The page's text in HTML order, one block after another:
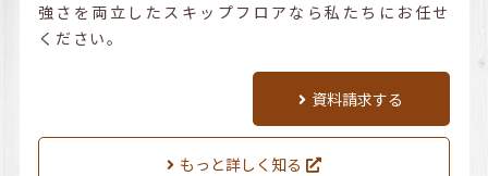
強さを両立したスキップフロアなら私たちにお任せ
ください。
資料請求する
もっと詳しく知る